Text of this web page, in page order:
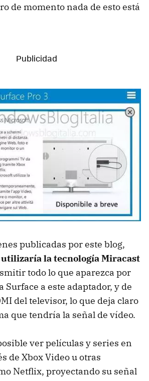
de momento nada de esto está
publicadas por este blog,
utilizaría la tecnología Miracast
todo lo que aparezca por
Surface a este adaptador, y de
del televisor, lo que deja claro
que tendría la señal de vídeo.
ver películas y series en
de Xbox Video u otras
Netflix, proyectando su señal